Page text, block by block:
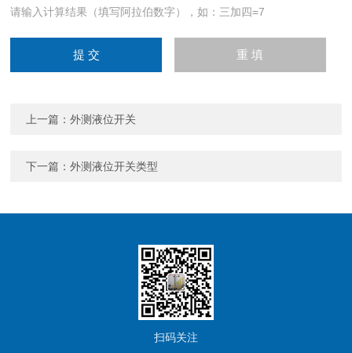
请输入计算结果（填写阿拉伯数字），如：三加四=7
上一篇：外测液位开关
下一篇：外测液位开关类型
扫码关注